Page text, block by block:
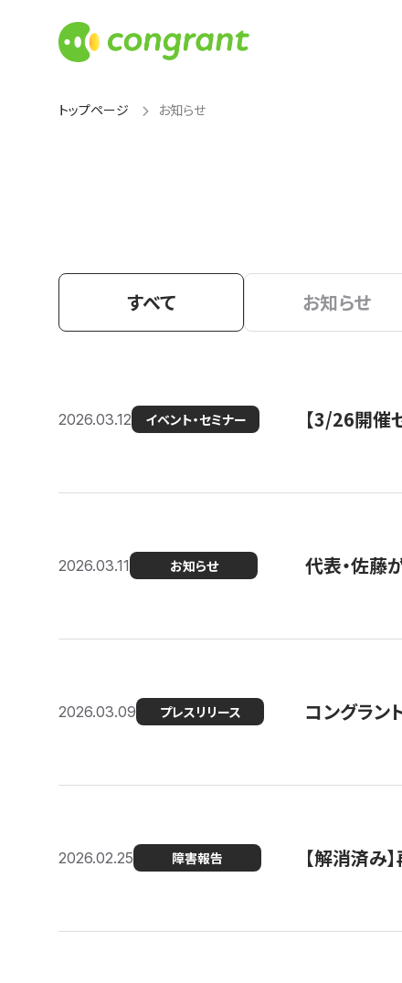
トップページ お知らせ
すべて お知らせ
2026.03.12 イベント・セミナー 【3/26開催
2026.03.11 お知らせ 代表・佐藤
2026.03.09 プレスリリース コングラン
2026.02.25 障害報告 【解消済み